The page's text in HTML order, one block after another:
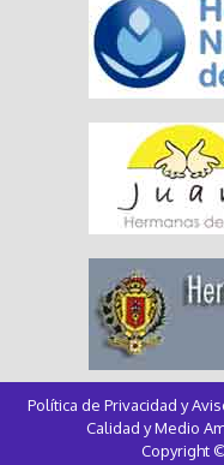
Política de Privacidad y
Calidad y Medio
Copyright